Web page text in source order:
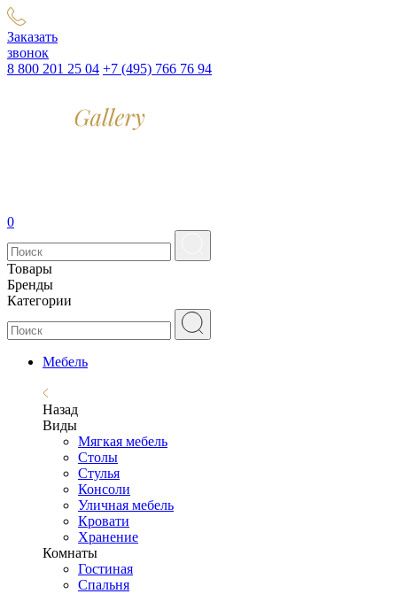
Заказать
звонок
8 800 201 25 04 +7 (495) 766 76 94
0
Товары
Бренды
Категории
Мебель
Назад
Виды
Мягкая мебель
Столы
Стулья
Консоли
Уличная мебель
Кровати
Хранение
Комнаты
Гостиная
Спальня